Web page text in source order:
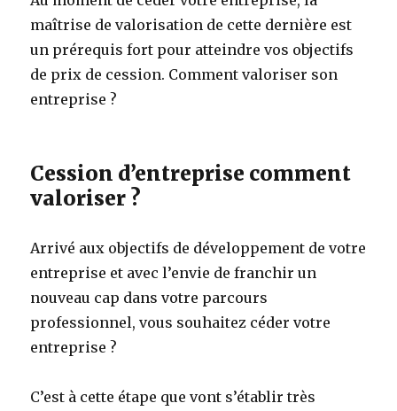
maîtrise de valorisation de cette dernière est
un prérequis fort pour atteindre vos objectifs
de prix de cession. Comment valoriser son
entreprise ?
Cession d’entreprise comment
valoriser ?
Arrivé aux objectifs de développement de votre
entreprise et avec l’envie de franchir un
nouveau cap dans votre parcours
professionnel, vous souhaitez céder votre
entreprise ?
C’est à cette étape que vont s’établir très